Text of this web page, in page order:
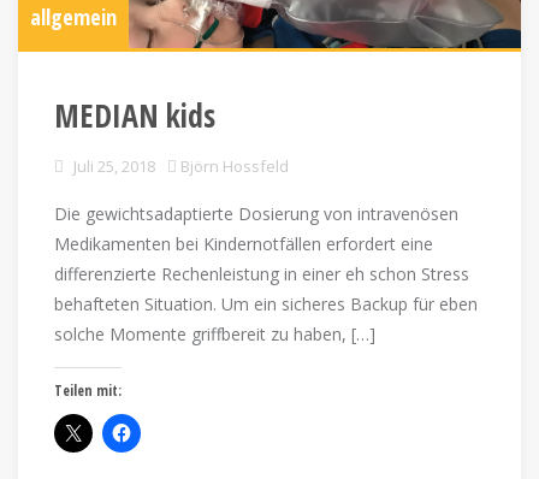
allgemein
MEDIAN kids
Juli 25, 2018 Björn Hossfeld
Die gewichtsadaptierte Dosierung von intravenösen
Medikamenten bei Kindernotfällen erfordert eine
differenzierte Rechenleistung in einer eh schon Stress
behafteten Situation. Um ein sicheres Backup für eben
solche Momente griffbereit zu haben, […]
Teilen mit: